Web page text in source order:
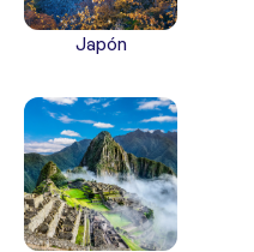
Japón